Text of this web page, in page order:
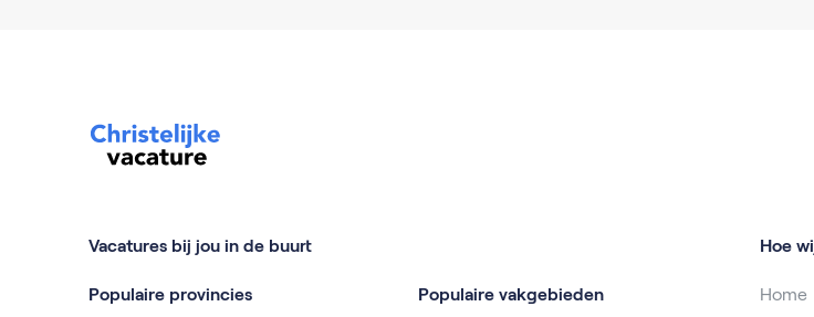
Vacatures bij jou in de buurt
Populaire provincies
Populaire vakgebieden
Hoe
Home